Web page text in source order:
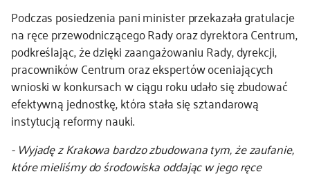
Podczas posiedzenia pani minister przekazała gratulacje
na ręce przewodniczącego Rady oraz dyrektora Centrum,
podkreślając, że dzięki zaangażowaniu Rady, dyrekcji,
pracowników Centrum oraz ekspertów oceniających
wnioski w konkursach w ciągu roku udało się zbudować
efektywną jednostkę, która stała się sztandarową
instytucją reformy nauki.
- Wyjadę z Krakowa bardzo zbudowana tym, że zaufanie,
które mieliśmy do środowiska oddając w jego ręce